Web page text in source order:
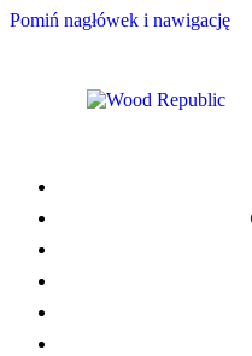
Pomiń nagłówek i nawigację
Customized kitchens for the